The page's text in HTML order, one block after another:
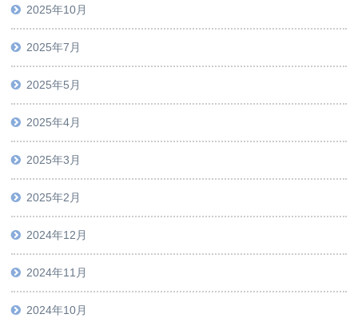
2025年10月
2025年7月
2025年5月
2025年4月
2025年3月
2025年2月
2024年12月
2024年11月
2024年10月